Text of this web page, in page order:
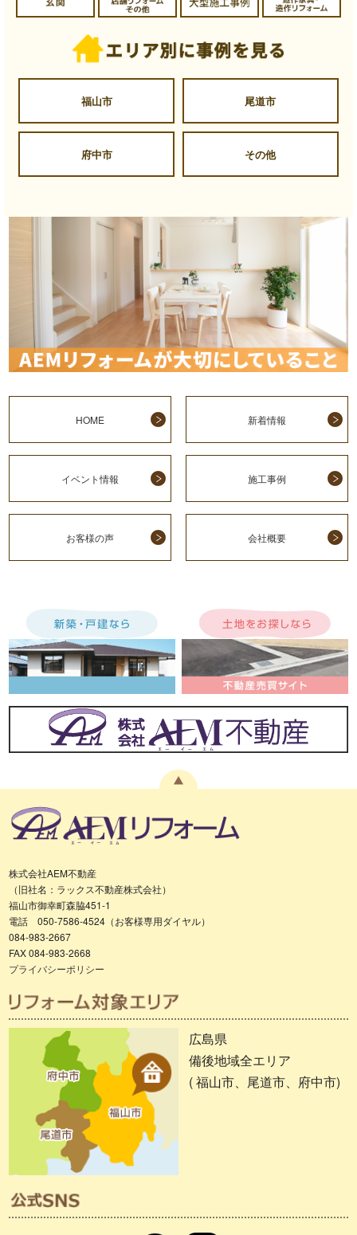
福山市 尾道市
府中市 その他
HOME 新着情報
イベント情報 施工事例
お客様の声 会社概要
株式会社AEM不動産
（旧社名：ラックス不動産株式会社）
福山市御幸町森脇451-1
電話 050-7586-4524（お客様専用ダイヤル）
084-983-2667
FAX 084-983-2668
プライバシーポリシー
広島県
備後地域全エリア
( 福山市、尾道市、府中市)